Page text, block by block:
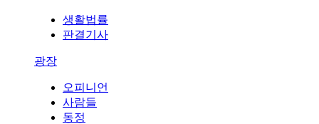
생활법률
판결기사
광장
오피니언
사람들
동정